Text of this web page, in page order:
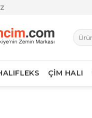
Ara:
ÇİM HALI